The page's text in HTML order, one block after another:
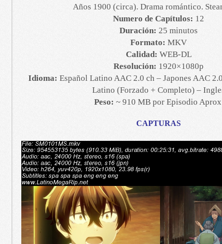
Años 1900 (circa). Drama romántico.
Numero de Capítulos: 12
Duración: 25 minutos
Formato: MKV
Calidad: WEB-DL
Resolución: 1920×1080p
Idioma: Español Latino AAC 2.0 ch – Japones AAC
Latino (Forzado + Completo) –
Peso: ~ 910 MB por Episodio
CAPTURAS